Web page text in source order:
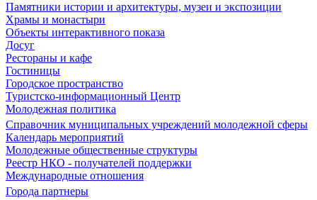
Памятники истории и архитектуры, музеи и экспозиции
Храмы и монастыри
Объекты интерактивного показа
Досуг
Рестораны и кафе
Гостиницы
Городское пространство
Туристско-информационный Центр
Молодежная политика
Справочник муниципальных учреждений молодежной сферы
Календарь мероприятий
Молодежные общественные структуры
Реестр НКО - получателей поддержки
Международные отношения
Города партнеры